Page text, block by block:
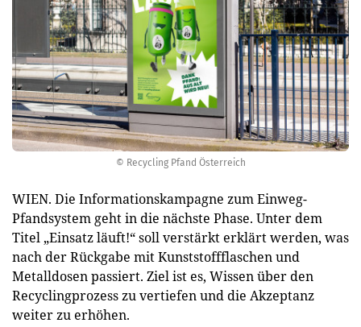
© Recycling Pfand Österreich
WIEN. Die Informationskampagne zum Einweg-
Pfandsystem geht in die nächste Phase. Unter dem
Titel „Einsatz läuft!“ soll verstärkt erklärt werden, was
nach der Rückgabe mit Kunststoffflaschen und
Metalldosen passiert. Ziel ist es, Wissen über den
Recyclingprozess zu vertiefen und die Akzeptanz
weiter zu erhöhen.